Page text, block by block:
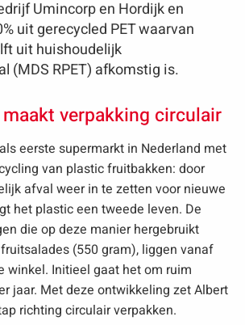
Umincorp en Hordijk en
uit gerecycled PET waarvan
uit huishoudelijk
(MDS RPET) afkomstig is.
verpakking circulair
eerste supermarkt in Nederland met
van plastic fruitbakken: door
afval weer in te zetten voor nieuwe
het plastic een tweede leven. De
die op deze manier hergebruikt
(550 gram), liggen vanaf
winkel. Initieel gaat het om ruim
jaar. Met deze ontwikkeling zet Albert
richting circulair verpakken.